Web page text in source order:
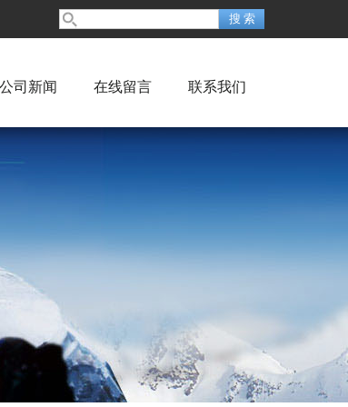
公司新闻 在线留言 联系我们